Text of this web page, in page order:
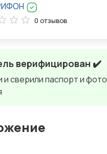
верифицирован ✔️
сверили паспорт и фото
0 отзывов